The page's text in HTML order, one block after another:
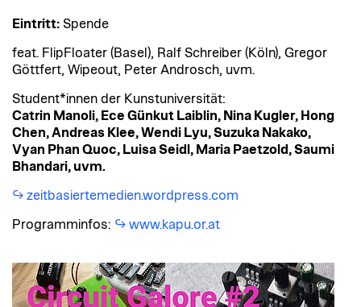
Eintritt: Spende
feat. FlipFloater (Basel), Ralf Schreiber (Köln), Gregor
Göttfert, Wipeout, Peter Androsch, uvm.
Student*innen der Kunstuniversität:
Catrin Manoli, Ece Günkut Laiblin, Nina Kugler, Hong
Chen, Andreas Klee, Wendi Lyu, Suzuka Nakako,
Vyan Phan Quoc, Luisa Seidl, Maria Paetzold, Saumi
Bhandari, uvm.
zeitbasiertemedien.wordpress.com
Programminfos: www.kapu.or.at